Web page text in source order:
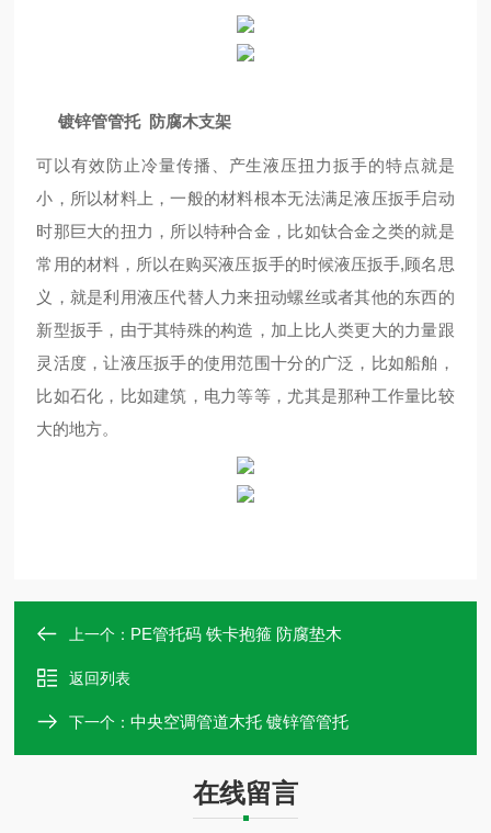
镀锌管管托 防腐木支架
可以有效防止冷量传播、产生液压扭力扳手的特点就是
小，所以材料上，一般的材料根本无法满足液压扳手启动
时那巨大的扭力，所以特种合金，比如钛合金之类的就是
常用的材料，所以在购买液压扳手的时候液压扳手,顾名思
义，就是利用液压代替人力来扭动螺丝或者其他的东西的
新型扳手，由于其特殊的构造，加上比人类更大的力量跟
灵活度，让液压扳手的使用范围十分的广泛，比如船舶，
比如石化，比如建筑，电力等等，尤其是那种工作量比较
大的地方。
上一个： PE管托码 铁卡抱箍 防腐垫木
返回列表
下一个：中央空调管道木托 镀锌管管托
在线留言